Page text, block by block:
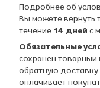
Подробнее об
Вы можете вернуть
течение 14 дней с
Обязательные
сохранен товарный
обратную
оплачивает